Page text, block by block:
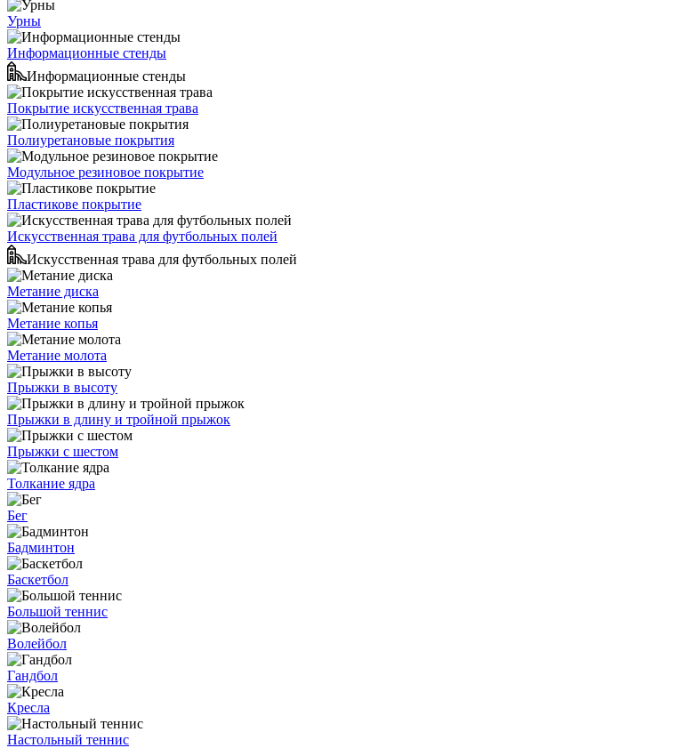
Урны
Информационные стенды
Информационные стенды
Покрытие искусственная трава
Полиуретановые покрытия
Модульное резиновое покрытие
Пластикове покрытие
Искусственная трава для футбольных полей
Искусственная трава для футбольных полей
Метание диска
Метание копья
Метание молота
Прыжки в высоту
Прыжки в длину и тройной прыжок
Прыжки с шестом
Толкание ядра
Бег
Бадминтон
Баскетбол
Большой теннис
Волейбол
Гандбол
Кресла
Настольный теннис